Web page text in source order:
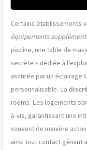
Certains établissements
équipements
piscine, une table de
secrète » dédiée à
assurée par un éclairage
personnalisable. La
rooms. Les logements
à-vis, garantissant une
souvent de manière
ainsi tout contact gênant